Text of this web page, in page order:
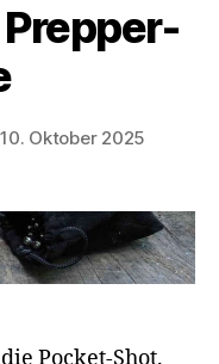
10. Oktober 2025